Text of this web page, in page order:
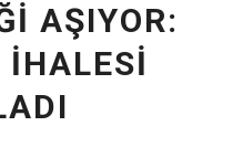
AŞIYOR:
İHALESI